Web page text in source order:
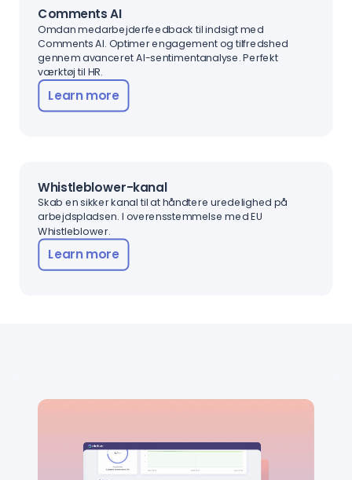
Comments AI
Omdan medarbejderfeedback til indsigt med
Comments AI. Optimer engagement og tilfredshed
gennem avanceret AI-sentimentanalyse. Perfekt
værktøj til HR.
Learn more
Whistleblower-kanal
Skab en sikker kanal til at håndtere uredelighed på
arbejdspladsen. I overensstemmelse med EU
Whistleblower.
Learn more